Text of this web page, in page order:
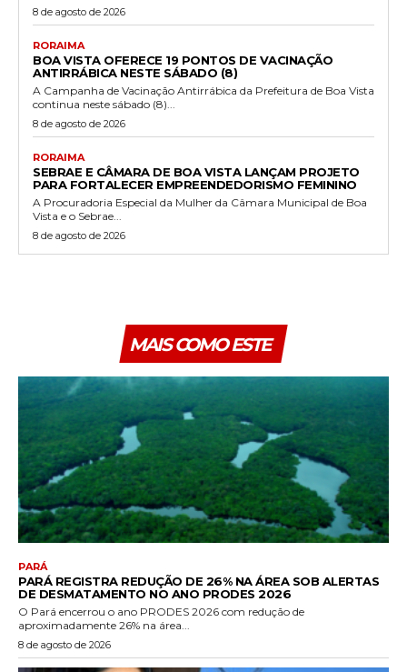
8 de agosto de 2026
RORAIMA
BOA VISTA OFERECE 19 PONTOS DE VACINAÇÃO
ANTIRRÁBICA NESTE SÁBADO (8)
A Campanha de Vacinação Antirrábica da Prefeitura de Boa Vista
continua neste sábado (8)...
8 de agosto de 2026
RORAIMA
SEBRAE E CÂMARA DE BOA VISTA LANÇAM PROJETO
PARA FORTALECER EMPREENDEDORISMO FEMININO
A Procuradoria Especial da Mulher da Câmara Municipal de Boa
Vista e o Sebrae...
8 de agosto de 2026
MAIS COMO ESTE
PARÁ
PARÁ REGISTRA REDUÇÃO DE 26% NA ÁREA SOB ALERTAS
DE DESMATAMENTO NO ANO PRODES 2026
O Pará encerrou o ano PRODES 2026 com redução de
aproximadamente 26% na área...
8 de agosto de 2026